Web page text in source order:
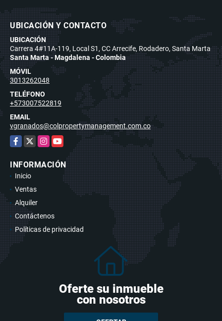
UBICACIÓN Y CONTACTO
UBICACIÓN
Carrera 4#11A-119, Local S1, CC Arrecife, Rodadero, Santa Marta
Santa Marta - Magdalena - Colombia
MÓVIL
3013262048
TELÉFONO
+573007522819
EMAIL
vgranados@colpropertymanagement.com.co
Facebook
X Instagram
YouTube
INFORMACIÓN
Inicio
Ventas
Alquiler
Contáctenos
Políticas de privacidad
Oferte su inmueble
con nosotros